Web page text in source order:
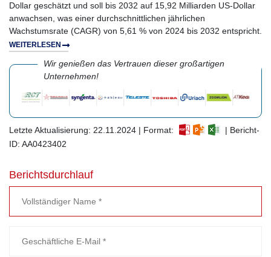
Dollar geschätzt und soll bis 2032 auf 15,92 Milliarden US-Dollar
anwachsen, was einer durchschnittlichen jährlichen
Wachstumsrate (CAGR) von 5,61 % von 2024 bis 2032 entspricht.
WEITERLESEN
Wir genießen das Vertrauen dieser großartigen
Unternehmen!
Letzte Aktualisierung: 22.11.2024 | Format:
| Bericht-
ID: AA0423402
Berichtsdurchlauf